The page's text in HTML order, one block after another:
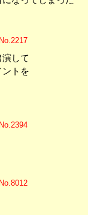
No.2217
して
ントを
No.2394
No.8012